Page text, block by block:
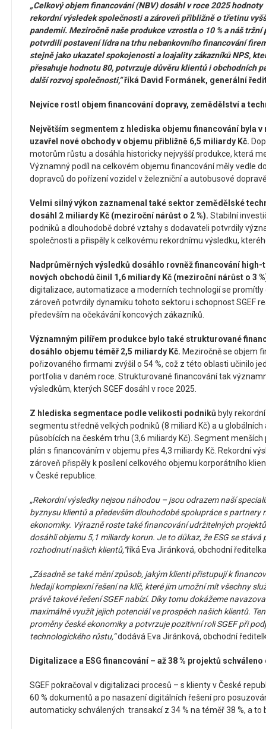
„Celkový objem financování (NBV) dosáhl v roce 2025
rekordní výsledek společnosti a zároveň přibližně o třetinu
pandemií. Meziročně naše produkce vzrostla o 10 % a náš tržní
potvrdili postavení lídra na trhu nebankovního financování
stejně jako ukazatel spokojenosti a loajality zákazníků NPS,
přesahuje hodnotu 80, potvrzuje důvěru klientů i obchodních
další rozvoj společnosti,“říká David Formánek, generální
Nejvíce rostl objem financování dopravy, zemědělství a
Největším segmentem z hlediska objemu financování byla v
uzavřel nové obchody v objemu přibližně 6,5 miliardy Kč.
motorům růstu a dosáhla historicky nejvyšší produkce, která
Významný podíl na celkovém objemu financování měly vedle
dopravců do pořízení vozidel v železniční a autobusové
Velmi silný výkon zaznamenal také sektor zemědělské
dosáhl 2 miliardy Kč (meziroční nárůst o 2 %). Stabilní
podniků a dlouhodobě dobré vztahy s dodavateli potvrdily
společnosti a přispěly k celkovému rekordnímu výsledku,
Nadprůměrných výsledků dosáhlo rovněž financování
nových obchodů činil 1,6 miliardy Kč (meziroční nárůst o 3
digitalizace, automatizace a moderních technologií se
zároveň potvrdily dynamiku tohoto sektoru i schopnost SGEF
především na očekávání koncových zákazníků.
Významným pilířem produkce bylo také strukturované
dosáhlo objemu téměř 2,5 miliardy Kč. Meziročně se objem
pořizovaného firmami zvýšil o 54 %, což z této oblasti učinilo
portfolia v daném roce. Strukturované financování tak
výsledkům, kterých SGEF dosáhl v roce 2025.
Z hlediska segmentace podle velikosti podniků byly
segmentu středně velkých podniků (8 miliard Kč) a u
působících na českém trhu (3,6 miliardy Kč). Segment
plán s financováním v objemu přes 4,3 miliardy Kč. Rekordní
zároveň přispěly k posílení celkového objemu korporátního
v České republice.
„Rekordní výsledky nejsou náhodou – jsou odrazem naší
byznysu klientů a především dlouhodobé spolupráce s partnery
ekonomiky. Výrazně roste také financování udržitelných
dosáhli objemu 5,1 miliardy korun. Je to důkaz, že ESG se
rozhodnutí našich klientů,“říká Eva Jiránková, obchodní ředitelka
„Zásadně se také mění způsob, jakým klienti přistupují k
hledají komplexní řešení na klíč, které jim umožní mít všechny
právě takové řešení SGEF nabízí. Díky tomu dokážeme
maximálně využít jejich potenciál ve prospěch našich klientů.
proměny české ekonomiky a potvrzuje pozitivní roli SGEF při
technologického růstu,“dodává Eva Jiránková, obchodní
Digitalizace a ESG financování – až 38 % projektů
SGEF pokračoval v digitalizaci procesů – s klienty v České
60 % dokumentů a po nasazení digitálních řešení pro
automaticky schválených transakcí z 34 % na téměř 38 %, a